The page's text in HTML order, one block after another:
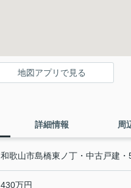
地図アプリで見る
詳細情報 周
和歌山市島橋東ノ丁・中古戸建・
430万円